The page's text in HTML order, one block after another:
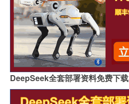
DeepSeek全套部署资料免费下载